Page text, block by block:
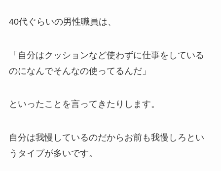
40代ぐらいの男性職員は、
「自分はクッションなど使わずに仕事をしている
のになんでそんなの使ってるんだ」
といったことを言ってきたりします。
自分は我慢しているのだからお前も我慢しろとい
うタイプが多いです。